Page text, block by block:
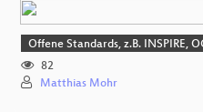
Offene Standards, z.B. INSPIRE,
82
Matthias Mohr